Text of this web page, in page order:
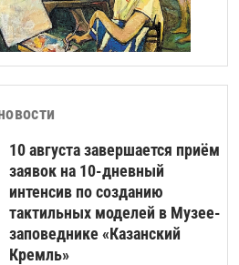
10 августа завершается приём
заявок на 10-дневный
интенсив по созданию
тактильных моделей в Музее-
заповеднике «Казанский
Кремль»